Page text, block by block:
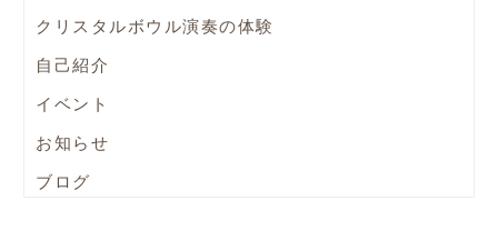
クリスタルボウル演奏の体験
自己紹介
イベント
お知らせ
ブログ